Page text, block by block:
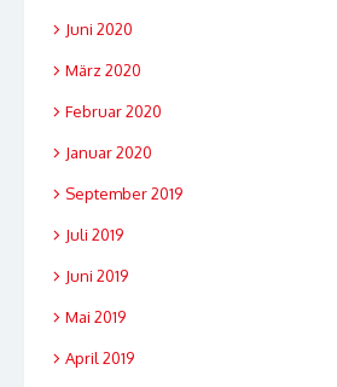
Juni 2020
März 2020
Februar 2020
Januar 2020
September 2019
Juli 2019
Juni 2019
Mai 2019
April 2019